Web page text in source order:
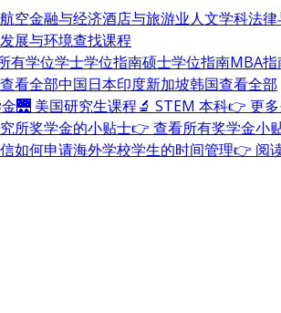
空金融与经济酒店与旅游业人文学科法律
展与环境查找课程
有学位学士学位指南硕士学位指南MBA指
查看全部中国日本印度新加坡韩国查看全部
🌉 美国研究生课程🔬 STEM 本科👉 更
所奖学金的小贴士👉 查看所有奖学金小
如何申请海外学校学生的时间管理👉 阅